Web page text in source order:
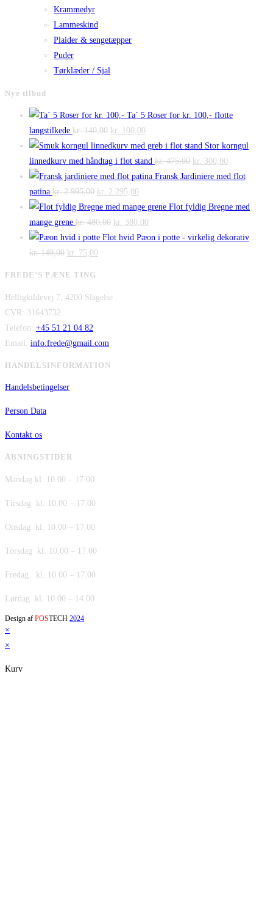
Krammedyr
Lammeskind
Plaider & sengetæpper
Puder
Tørklæder / Sjal
Nye tilbud
Ta´ 5 Roser for kr. 100,- flotte
langstilkede kr.140,00 Den
oprindelige
pris
var:
kr. 140,00.
kr. 100,00
aktuelle
pris
er:
Stor korngul
linnedkurv med håndtag i flot stand kr.475,00 Den
oprindelige
var:
kr. 300,00
aktuelle
er:
Fransk Jardiniere med flot
patina kr.2.995,00 Den
oprindelige
pris
var:
kr. 2.995,00.
kr. 2.295,00
aktuelle
pris
er:
Flot fyldig Bregne med
mange grene kr.480,00 Den
oprindelige
kr. 380,00
aktuelle
Flot hvid Pæon i potte - virkelig dekorativ
kr.149,00 Den
var:
kr. 75,00
er:
FREDE’S PÆNE TING
Helligkildevej 7, 4200 Slagelse
CVR: 31643732
Telefon: +45 51 21 04 82
Email: info.frede@gmail.com
HANDELSINFORMATION
Handelsbetingelser
Person Data
Kontakt os
ÅBNINGSTIDER
Mandag kl. 10.00 – 17.00
Tirsdag kl. 10.00 – 17.00
Onsdag kl. 10.00 – 17.00
Torsdag kl. 10.00 – 17.00
Fredag kl. 10.00 – 17.00
Lørdag kl. 10.00 – 14.00
Design af POSTECH 2024
×
×
Kurv